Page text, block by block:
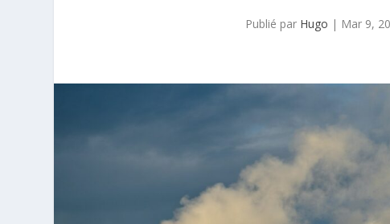
Publié par Hugo | Mar 9,